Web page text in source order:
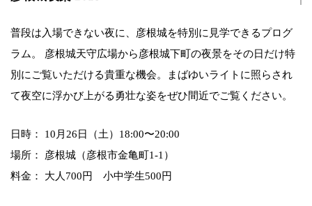
普段は入場できない夜に、彦根城を特別に見学できるプログ
ラム。 彦根城天守広場から彦根城下町の夜景をその日だけ特
別にご覧いただける貴重な機会。まばゆいライトに照らされ
て夜空に浮かび上がる勇壮な姿をぜひ間近でご覧ください。
日時： 10月26日（土）18:00〜20:00
場所： 彦根城（彦根市金亀町1-1）
料金： 大人700円 小中学生500円